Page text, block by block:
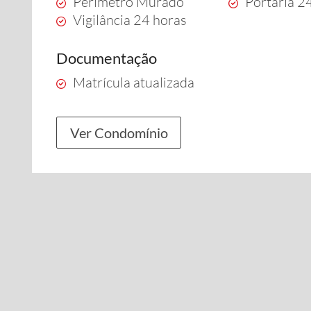
Vigilância 24 horas
Documentação
Matrícula atualizada
Ver Condomínio